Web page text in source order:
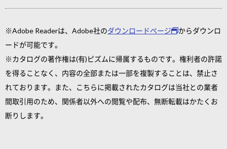
※Adobe Readerは、Adobe社のダウンロードページ
からダウンロ
ードが可能です。
※カタログの著作権は(有)ピズムに帰属するものです。権利者の許諾
を得ることなく、内容の全部または一部を複製することは、禁止さ
れております。また、こちらに掲載されたカタログは当社との業者
間取引用のため、関係者以外への閲覧や配布、無断転載はかたくお
断りします。